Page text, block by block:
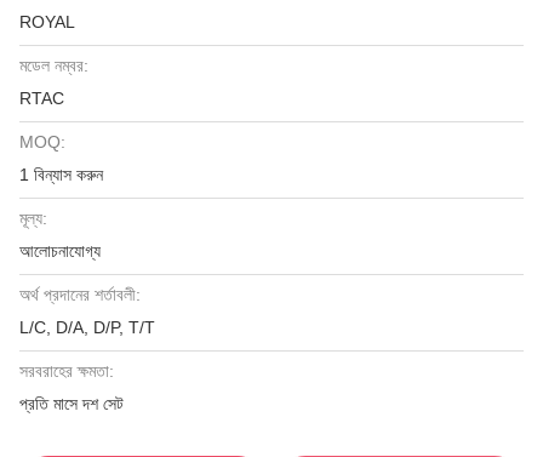
ROYAL
মডেল নম্বর:
RTAC
MOQ:
1 বিন্যাস করুন
মূল্য:
আলোচনাযোগ্য
অর্থ প্রদানের শর্তাবলী:
L/C, D/A, D/P, T/T
সরবরাহের ক্ষমতা:
প্রতি মাসে দশ সেট